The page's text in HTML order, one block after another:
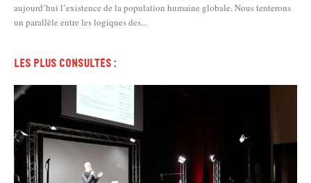
aujourd’hui l’existence de la population humaine globale. Nous tenterons
un parallèle entre les logiques des...
Les plus consultés :